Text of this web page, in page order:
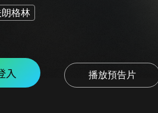
格林
入 播放預告片